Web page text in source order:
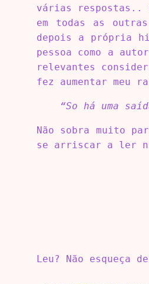
várias respostas..
em todas as
depois a própria
pessoa como a
relevantes
fez aumentar meu
“So há uma
Não sobra muito
se arriscar a ler
Leu? Não